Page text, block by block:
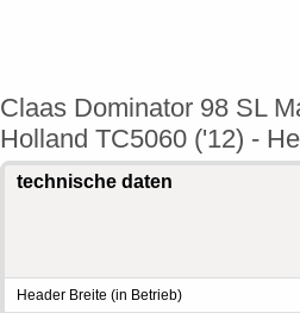
Claas Dominator 98 SL
Holland TC5060 ('12) -
technische daten
Header Breite (in Betrieb)